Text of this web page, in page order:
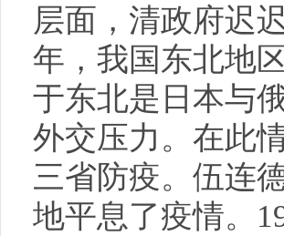
层面，清政府迟
年，我国东北地
于东北是日本与
外交压力。在此
三省防疫。伍连
地平息了疫情。